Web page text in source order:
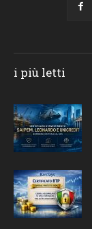
i più letti